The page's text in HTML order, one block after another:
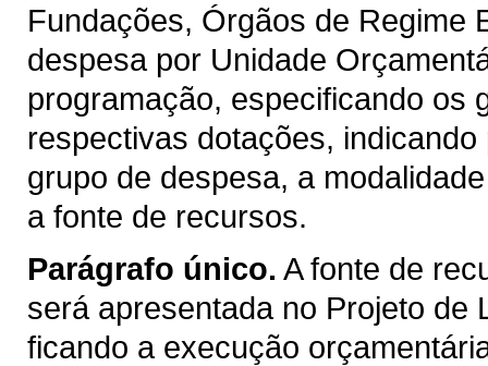
Fundações, Órgãos de Regime
despesa por Unidade
programação, especificando os
respectivas dotações,
grupo de despesa, a
a fonte de recursos.
Parágrafo único. A fonte de
será apresentada no Projeto de
ficando a execução